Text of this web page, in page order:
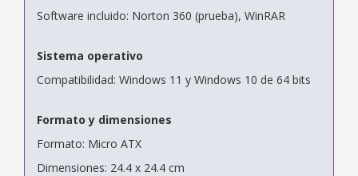
Software incluido: Norton 360 (prueba), WinRAR
Sistema operativo
Compatibilidad: Windows 11 y Windows 10 de 64 bits
Formato y dimensiones
Formato: Micro ATX
Dimensiones: 24.4 x 24.4 cm